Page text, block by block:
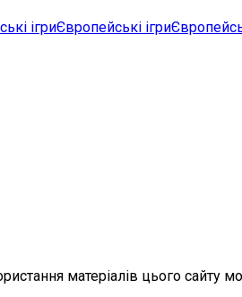
ігриЄвропейські ігри
матеріалів цього сайту